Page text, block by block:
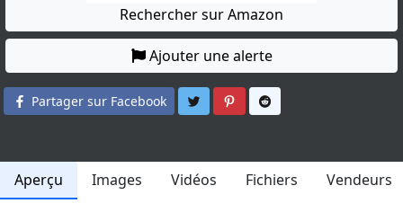
Rechercher sur Amazon
Ajouter une alerte
Partager sur Facebook Partager sur Twitter
Partager sur Pinterest
Aperçu Images Vidéos Fichiers Vendeurs